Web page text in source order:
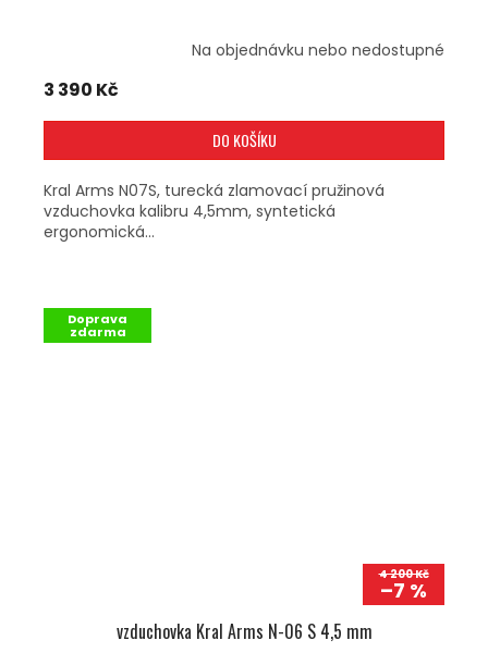
Na objednávku nebo nedostupné
3 390 Kč
DO KOŠÍKU
Kral Arms N07S, turecká zlamovací pružinová
vzduchovka kalibru 4,5mm, syntetická
ergonomická...
Doprava
zdarma
4 200 Kč
–7 %
vzduchovka Kral Arms N-06 S 4,5 mm